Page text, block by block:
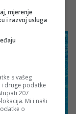
mjerenje
i razvoj usluga
s vašeg
druge podatke
207
Mi i naši
o